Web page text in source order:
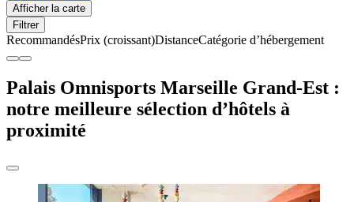
Afficher la carte
Filtrer
RecommandésPrix (croissant)DistanceCatégorie d’hébergement
Palais Omnisports Marseille Grand-Est :
notre meilleure sélection d’hôtels à
proximité